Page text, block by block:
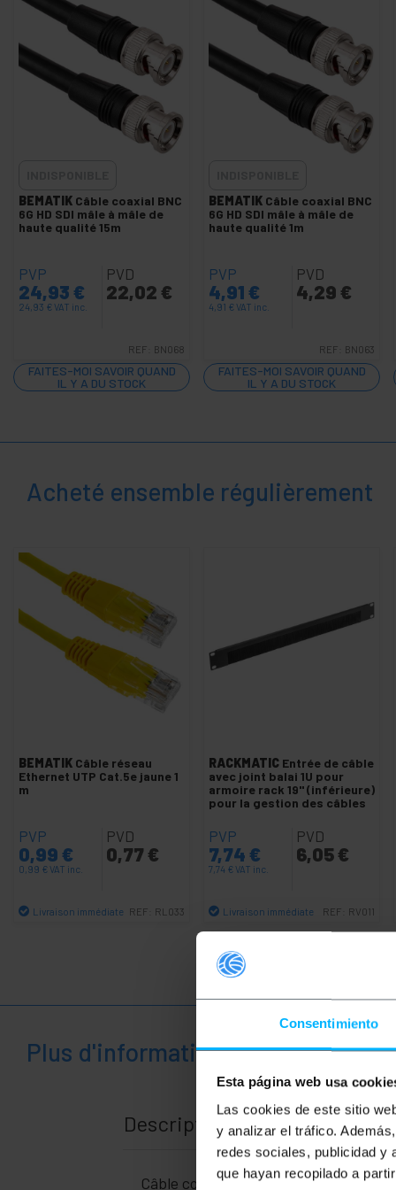
Consentimiento
Esta página web usa
Las cookies de este sitio
y analizar el tráfico.
redes sociales, publicidad y
que hayan recopilado a
Carte son et adaptateur
Accessoires GoPro
+
Visite audioguidée
+
Accessoires et câmeras CCTV
Écrans de Projection
HDMI DisplayPort DVI VGA SDI Vidéo
+
Éclairage +
Photographie +
Sécurité,
alarmes
et
+
Électronique +
Maison et
entreprise +
Espace
médical
+
BEMATIK Câble coaxial BNC
6G HD SDI mâle à mâle de
haute qualité 15m
PVP
24,93 €
24,93 €VAT inc.
PVD
22,02 €
REF: BN068
FAITES-MOI SAVOIR QUAND
IL Y A DU STOCK
BEMATIK Câble coaxial BNC
6G HD SDI mâle à mâle de
haute qualité 1m
PVP
4,91 €
4,91 €VAT inc.
PVD
4,29 €
REF: BN063
FAITES-MOI SAVOIR QUAND
IL Y A DU STOCK
Acheté ensemble régulièrement
BEMATIK Câble réseau
Ethernet UTP Cat.5e jaune 1
m
PVP
0,99 €
0,99 €VAT inc.
PVD
0,77 €
Livraison immédiate REF: RL033
RACKMATIC Entrée de câble
avec joint balai 1U pour
armoire rack 19" (inférieure)
pour la gestion des câbles
PVP
7,74 €
7,74 €VAT inc.
PVD
6,05 €
Livraison immédiate REF: RV011
Quantité
Plus d'informations
Description
Câble coaxial BNC de haute qualité,